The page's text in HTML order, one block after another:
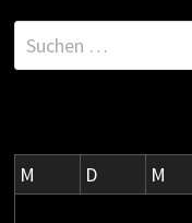
Suchen
nach:
M
D M